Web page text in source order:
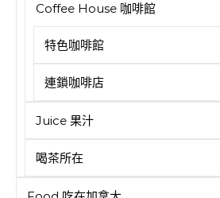
Coffee House 咖啡館
特色咖啡館
連鎖咖啡店
Juice 果汁
喝茶所在